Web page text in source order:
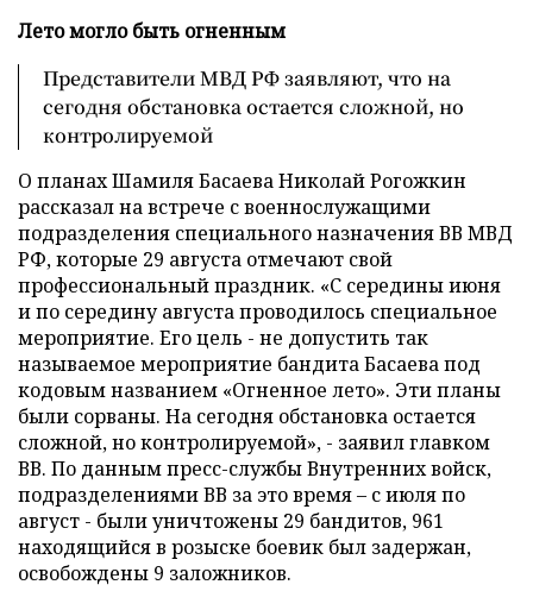
Лето могло быть огненным
Представители МВД РФ заявляют, что на
сегодня обстановка остается сложной, но
контролируемой
О планах Шамиля Басаева Николай Рогожкин
рассказал на встрече с военнослужащими
подразделения специального назначения ВВ МВД
РФ, которые 29 августа отмечают свой
профессиональный праздник. «С середины июня
и по середину августа проводилось специальное
мероприятие. Его цель - не допустить так
называемое мероприятие бандита Басаева под
кодовым названием «Огненное лето». Эти планы
были сорваны. На сегодня обстановка остается
сложной, но контролируемой», - заявил главком
ВВ. По данным пресс-службы Внутренних войск,
подразделениями ВВ за это время – с июля по
август - были уничтожены 29 бандитов, 961
находящийся в розыске боевик был задержан,
освобождены 9 заложников.